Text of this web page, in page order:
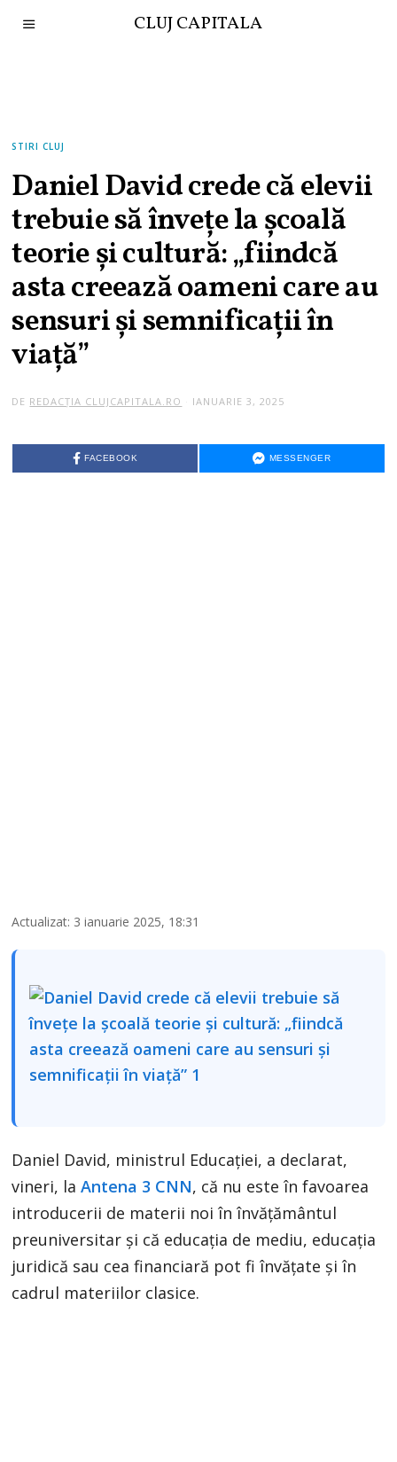
CLUJ CAPITALA
STIRI CLUJ
Daniel David crede că elevii
trebuie să învețe la școală
teorie și cultură: „fiindcă
asta creează oameni care au
sensuri şi semnificaţii în
viaţă”
DE REDACȚIA CLUJCAPITALA.RO IANUARIE 3, 2025
FACEBOOK MESSENGER
Actualizat: 3 ianuarie 2025, 18:31
Daniel David, ministrul Educației, a declarat,
vineri, laAntena 3 CNN, că nu este în favoarea
introducerii de materii noi în învăţământul
preuniversitar şi că educaţia de mediu, educaţia
juridică sau cea financiară pot fi învăţate şi în
cadrul materiilor clasice.